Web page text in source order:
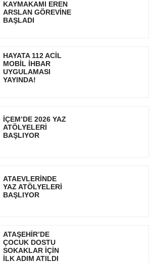
KAYMAKAMI EREN
ARSLAN GÖREVİNE
BAŞLADI
HAYATA 112 ACİL
MOBİL İHBAR
UYGULAMASI
YAYINDA!
İÇEM’DE 2026 YAZ
ATÖLYELERİ
BAŞLIYOR
ATAEVLERİNDE
YAZ ATÖLYELERİ
BAŞLIYOR
ATAŞEHİR’DE
ÇOCUK DOSTU
SOKAKLAR İÇİN
İLK ADIM ATILDI